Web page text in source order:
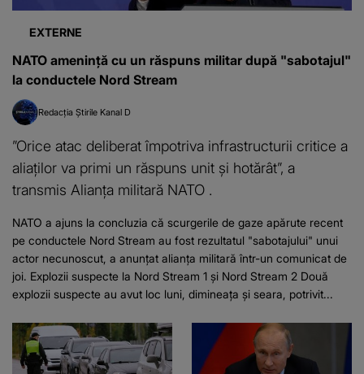
EXTERNE
NATO amenință cu un răspuns militar după "sabotajul"
la conductele Nord Stream
Redacția Știrile Kanal D
”Orice atac deliberat împotriva infrastructurii critice a
aliaţilor va primi un răspuns unit şi hotărât”, a
transmis Alianţa militară NATO .
NATO a ajuns la concluzia că scurgerile de gaze apărute recent
pe conductele Nord Stream au fost rezultatul "sabotajului" unui
actor necunoscut, a anunțat alianța militară într-un comunicat de
joi. Explozii suspecte la Nord Stream 1 și Nord Stream 2 Două
explozii suspecte au avut loc luni, dimineaţa şi seara, potrivit...